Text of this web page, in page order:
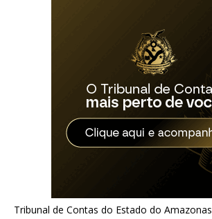
Tribunal de Contas do Estado do Amazonas